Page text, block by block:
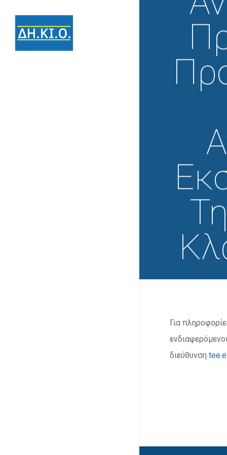
Για
διεύθυνση